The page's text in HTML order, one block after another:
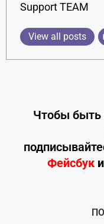
Support TEAM
View all posts
Чтобы быть
Фейсбук и